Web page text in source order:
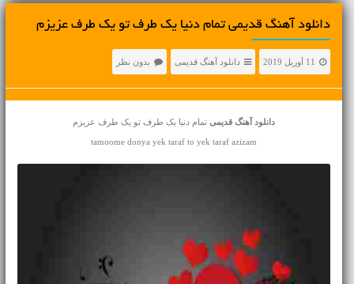
دانلود آهنگ قدیمی تمام دنیا یک طرف تو یک طرف عزیزم
11 آوریل 2019 دانلود آهنگ قدیمی بدون نظر
دانلود آهنگ قدیمیتمام دنیا یک طرف تو یک طرف عزیزم
tamoome donya yek taraf to yek taraf azizam